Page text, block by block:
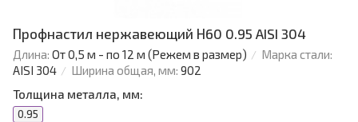
Профнастил нержавеющий Н60 0.95 AISI 304
Длина: От 0,5 м - по 12 м (Режем в размер)
Марка стали:
AISI 304
Ширина общая, мм: 902
Толщина металла, мм:
0.95